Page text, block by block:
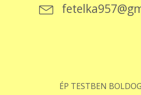
ÉP TESTBEN